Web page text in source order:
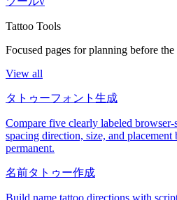
Tattoo Tools
Focused pages for planning before the
View all
タトゥーフォント生成
Compare five clearly labeled browser-
spacing direction, size, and placement
permanent.
名前タトゥー作成
Build name tattoo directions with